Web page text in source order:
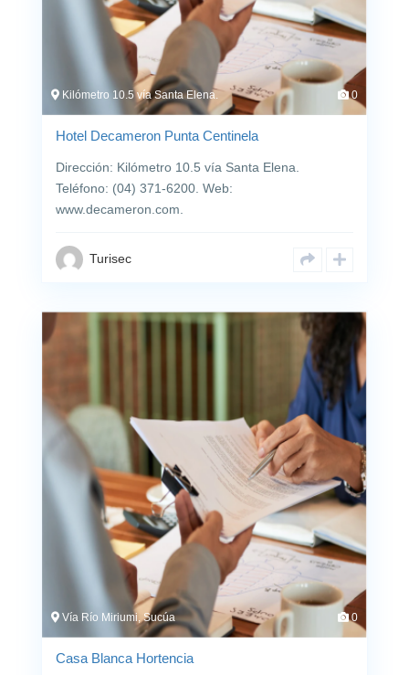
Kilómetro 10.5 vía Santa Elena. 0
Hotel Decameron Punta Centinela
Dirección: Kilómetro 10.5 vía Santa Elena.
Teléfono: (04) 371-6200. Web:
www.decameron.com.
Turisec
Vía Río Miriumi, Sucúa 0
Casa Blanca Hortencia